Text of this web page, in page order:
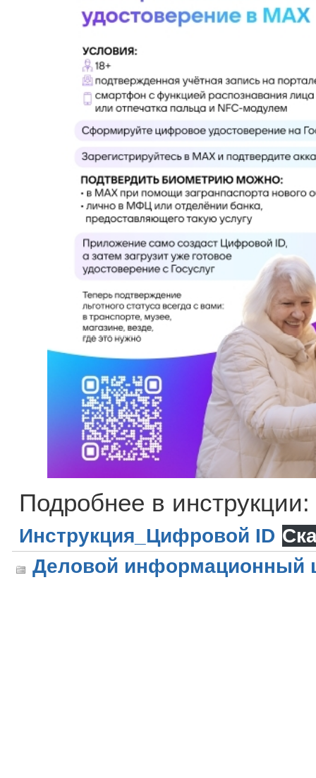
Подробнее в инструкции:
Инструкция_Цифровой ID
Деловой информационный